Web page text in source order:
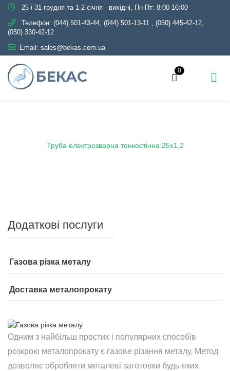
25 і 31 грудня та 1-2 січня - вихідні, Пн-Пт: 8:00-16:00
Телефон: (044) 501-43-44, (044) 501-13-11 , (050) 445-42-12,
(050) 330-42-12
Email: sales@bekas.com.ua
0
Труба електрозварна тонкостінна 25х1,2
Додаткові послуги
Газова різка металу
Доставка металопрокату
Одним з найбільш простих і популярних способів
розкрою металопрокату є газове різання металу. Метод
дозволяє обробляти металеві заготовки будь-яких